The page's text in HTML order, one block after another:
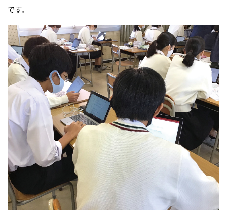
です。